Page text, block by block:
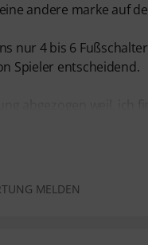
andere marke auf
nur 4 bis 6
Spieler entscheidend.
MELDEN